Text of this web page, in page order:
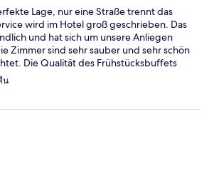
Lage, nur eine Straße trennt das
wird im Hotel groß geschrieben. Das
und hat sich um unsere Anliegen
Zimmer sind sehr sauber und sehr schön
Die Qualität des Frühstücksbuffets
Lebensmittel sind sehr frisch und
Das Hotel-Restaurant bietet ebenfalls
und werden wieder kommen.
น